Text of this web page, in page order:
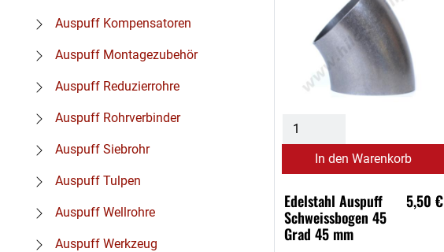
Auspuff Kompensatoren
Auspuff Montagezubehör
Auspuff Reduzierrohre
Auspuff Rohrverbinder
Auspuff Siebrohr
Auspuff Tulpen
Auspuff Wellrohre
Auspuff Werkzeug
In den Warenkorb
Edelstahl Auspuff
Schweissbogen 45
Grad 45 mm
5,50 €